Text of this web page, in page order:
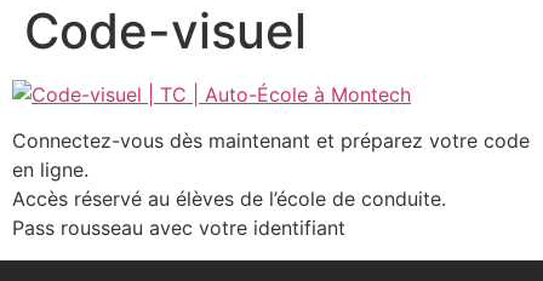
Code-visuel
Connectez-vous dès maintenant et préparez votre code
en ligne.
Accès réservé au élèves de l’école de conduite.
Pass rousseau avec votre identifiant